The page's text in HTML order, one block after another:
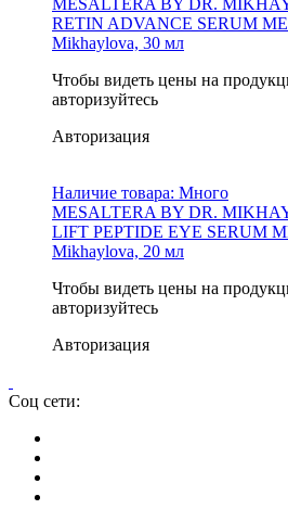
RETIN ADVANCE SERUM
Mikhaylova, 30 мл
Чтобы видеть цены на
авторизуйтесь
Авторизация
Наличие товара: Много
MESALTERA BY DR.
LIFT PEPTIDE EYE SERUM
Mikhaylova, 20 мл
Чтобы видеть цены на
авторизуйтесь
Авторизация
Соц сети: